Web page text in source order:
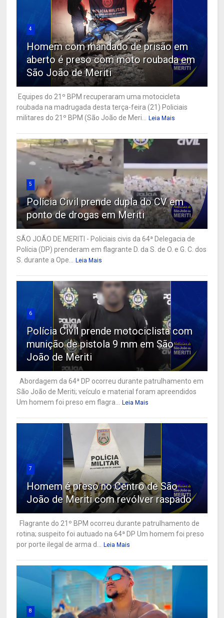
4
Homem com mandado de prisão em
aberto é preso com moto roubada em
São João de Meriti
Equipes do 21º BPM recuperaram uma motocicleta
roubada na madrugada desta terça-feira (21) Policiais
militares do 21º BPM (São João de Meri... Leia Mais
5
Polícia Civil prende dupla do CV em
ponto de drogas em Meriti
SÃO JOÃO DE MERITI - Policiais civis da 64ª Delegacia de
Polícia (DP) prenderam em flagrante D. da S. de O. e G. C. dos
S. durante a Ope... Leia Mais
6
Polícia Civil prende motociclista com
munição de pistola 9 mm em São
João de Meriti
Abordagem da 64ª DP ocorreu durante patrulhamento em
São João de Meriti; veículo e material foram apreendidos
Um homem foi preso em flagra... Leia Mais
7
Homem é preso no Centro de São
João de Meriti com revólver raspado
Flagrante do 21º BPM ocorreu durante patrulhamento de
rotina; suspeito foi autuado na 64ª DP Um homem foi preso
por porte ilegal de arma d... Leia Mais
8